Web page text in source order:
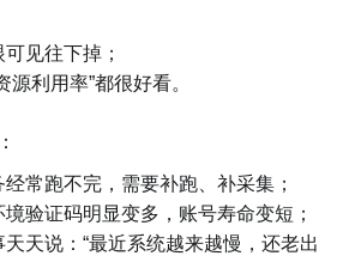
见往下掉；
源利用率”都很好看。
经常跑不完，需要补跑、补采集；
境验证码明显变多，账号寿命变短；
天说：“最近系统越来越慢，还老出